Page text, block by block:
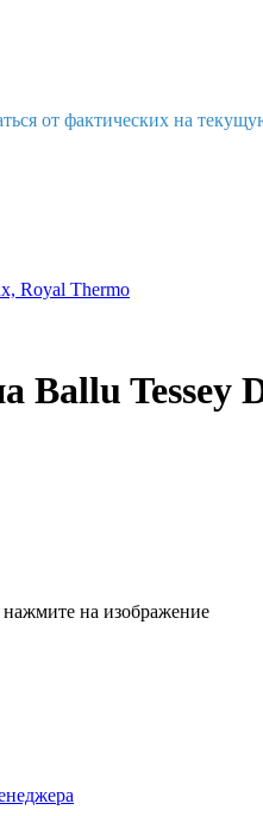
от фактических на
Royal Thermo
Ballu Tessey
на изображение